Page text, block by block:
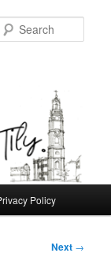
Policy
Next →